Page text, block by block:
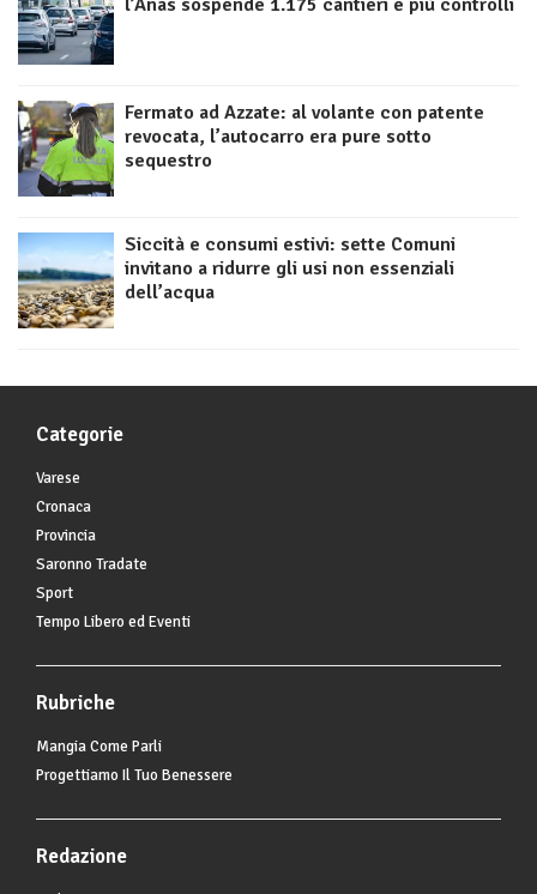
l’Anas sospende 1.175 cantieri e più controlli
Fermato ad Azzate: al volante con patente
revocata, l’autocarro era pure sotto
sequestro
Siccità e consumi estivi: sette Comuni
invitano a ridurre gli usi non essenziali
dell’acqua
Categorie
Varese
Cronaca
Provincia
Saronno Tradate
Sport
Tempo Libero ed Eventi
Rubriche
Mangia Come Parli
Progettiamo Il Tuo Benessere
Redazione